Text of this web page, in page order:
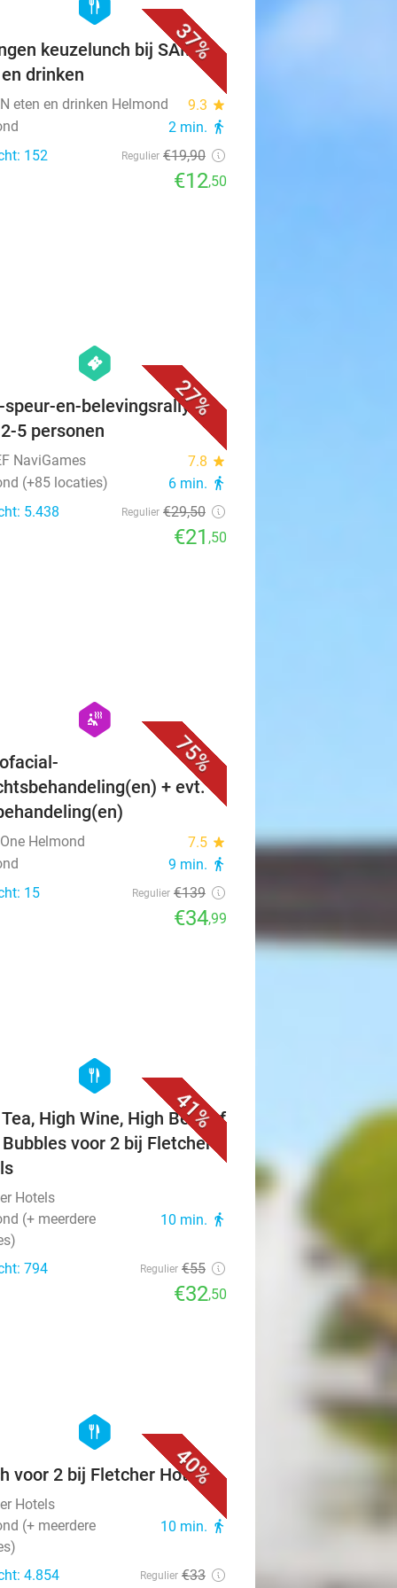
37%
hexagon
food
keuzelunch bij SAMEN
drinken
eten en drinken Helmond 9.3 star
2 min. directions_walk
152 Regulier €19,90
€12,50
27%
hexagon
events
speur-en-belevingsrally
5 personen
NaviGames 7.8 star
(+85 locaties) 6 min. directions_walk
5.438 Regulier €29,50
€21 ,50
75%
hexagon
wellness
+ evt.
Helmond 7.5 star
9 min. directions_walk
15 Regulier €139
€34,99
41%
hexagon
food
High Wine, High Beer of
voor 2 bij Fletcher
Hotels
(+ meerdere
10 min. directions_walk
794 Regulier €55
€32,50
40%
hexagon
food
voor 2 bij Fletcher Hotels
Hotels
(+ meerdere
10 min. directions_walk
4.854 Regulier €33